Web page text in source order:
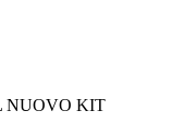
NUOVO KIT